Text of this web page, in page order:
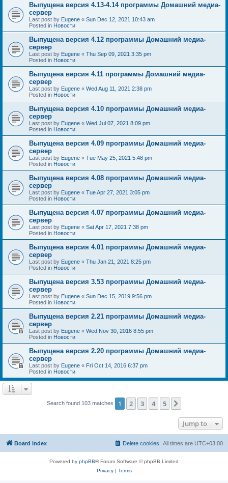
Выпущена версия 4.13-4.14 программы Домашний медиа-
сервер
Last post by Eugene « Sun Dec 12, 2021 10:43 am
Posted in Новости
Выпущена версия 4.12 программы Домашний медиа-
сервер
Last post by Eugene « Thu Sep 09, 2021 3:35 pm
Posted in Новости
Выпущена версия 4.11 программы Домашний медиа-
сервер
Last post by Eugene « Wed Aug 11, 2021 2:38 pm
Posted in Новости
Выпущена версия 4.10 программы Домашний медиа-
сервер
Last post by Eugene « Wed Jul 07, 2021 8:09 pm
Posted in Новости
Выпущена версия 4.09 программы Домашний медиа-
сервер
Last post by Eugene « Tue May 25, 2021 5:48 pm
Posted in Новости
Выпущена версия 4.08 программы Домашний медиа-
сервер
Last post by Eugene « Tue Apr 27, 2021 3:05 pm
Posted in Новости
Выпущена версия 4.07 программы Домашний медиа-
сервер
Last post by Eugene « Sat Apr 17, 2021 7:38 pm
Posted in Новости
Выпущена версия 4.01 программы Домашний медиа-
сервер
Last post by Eugene « Thu Jan 21, 2021 8:25 pm
Posted in Новости
Выпущена версия 3.53 программы Домашний медиа-
сервер
Last post by Eugene « Sun Dec 15, 2019 9:56 pm
Posted in Новости
Выпущена версия 2.21 программы Домашний медиа-
сервер
Last post by Eugene « Wed Nov 30, 2016 8:55 pm
Posted in Новости
Выпущена версия 2.20 программы Домашний медиа-
сервер
Last post by Eugene « Fri Oct 14, 2016 6:37 pm
Posted in Новости
Search found 103 matches 1 2 3 4 5
Jump to
Board index All times are UTC+03:00
Delete cookies
Powered by phpBB® Forum Software © phpBB Limited
Privacy| Terms